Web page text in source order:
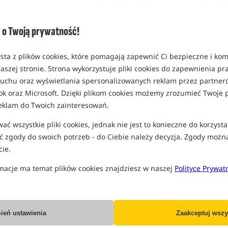
o Twoją prywatność!
z plików cookies, które pomagają zapewnić Ci bezpieczne i
stronie. Strona wykorzystuje pliki cookies do zapewnienia
oraz wyświetlania spersonalizowanych reklam przez
oraz Microsoft. Dzięki plikom cookies możemy zrozumieć Twoje
do Twoich zainteresowań.
wszystkie pliki cookies, jednak nie jest to konieczne do
zgody do swoich potrzeb - do Ciebie należy decyzja. Zgody
ma temat plików cookies znajdziesz w naszej Polityce
ustawienia Zaakceptuj
Delphin CLASSA CWS XXL
Worek do ważenia i przechowywania ryb
168,49
Cena kat.:184,39/ -9%
Min. cena z 30 dni przed
obniżką: 161.99
Nash Failsafe Retainer Sling
Worek do przechowywania ryb z innowacyjnym systemem pływającej ramy
Cena kat.: 429,99/ -10%
Min. cena z 30 dni przed
obniżką: 384.99